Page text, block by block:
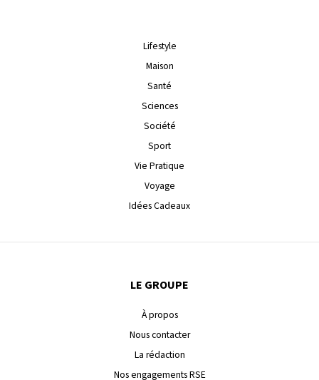
Lifestyle
Maison
Santé
Sciences
Société
Sport
Vie Pratique
Voyage
Idées Cadeaux
LE GROUPE
À propos
Nous contacter
La rédaction
Nos engagements RSE